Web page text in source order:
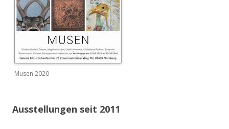
Musen 2020
Ausstellungen seit 2011